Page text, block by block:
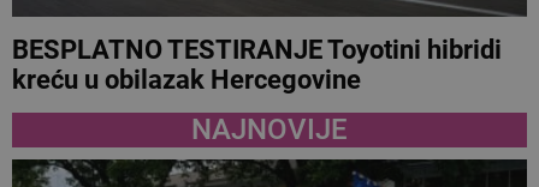
BESPLATNO TESTIRANJE Toyotini hibridi
kreću u obilazak Hercegovine
NAJNOVIJE